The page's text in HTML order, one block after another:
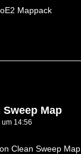
Mappack
Map
14:56
Clean Sweep Map